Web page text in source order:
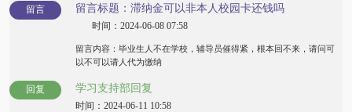
留言 留言标题：滞纳金可以非本人校园卡还钱吗
时间：2024-06-08 07:58
留言内容：毕业生人不在学校，辅导员催得紧，根本回不来，请问可
以不可以请人代为缴纳
回复 学习支持部回复
时间：2024-06-11 10:58